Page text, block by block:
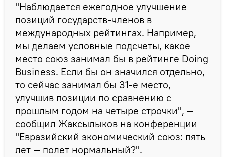
"Наблюдается ежегодное улучшение
позиций государств-членов в
международных рейтингах. Например,
мы делаем условные подсчеты, какое
место союз занимал бы в рейтинге Doing
Business. Если бы он значился отдельно,
то сейчас занимал бы 31-е место,
улучшив позиции по сравнению с
прошлым годом на четыре строчки", —
сообщил Жаксылыков на конференции
"Евразийский экономический союз: пять
лет — полет нормальный?".